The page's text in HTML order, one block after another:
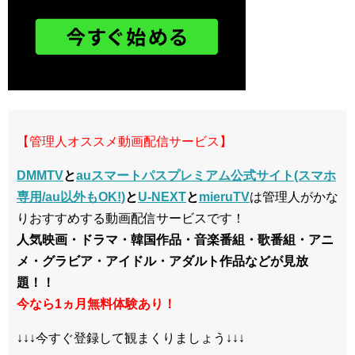
【管理人オススメ動画配信サービス】
DMMTVとauスマートパスプレミアム公式サイト(スマホ
専用/au以外もOK!)とU-NEXTとmieruTVは管理人がかな
りおすすめする動画配信サービスです！
人気映画・ドラマ・韓国作品・音楽番組・歌番組・アニ
メ・グラビア・アイドル・アダルト作品などが見放
題！！
今なら1ヵ月無料体験あり！
↓↓↓今すぐ登録して観まくりましょう↓↓↓